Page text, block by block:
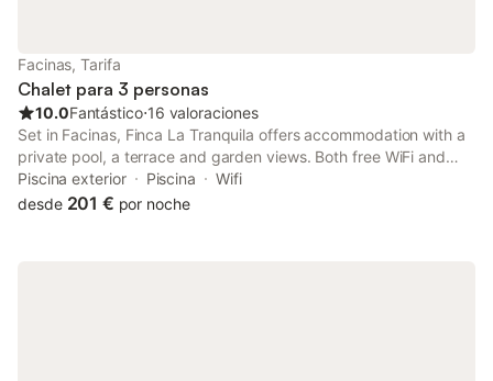
Facinas, Tarifa
Chalet para 3 personas
10.0Fantástico⋅16 valoraciones
Set in Facinas, Finca La Tranquila offers accommodation with a
private pool, a terrace and garden views. Both free WiFi and
parking on-site are available at the apartment free of charge.
Piscina exterior Piscina
Wifi
desde 201 € por noche